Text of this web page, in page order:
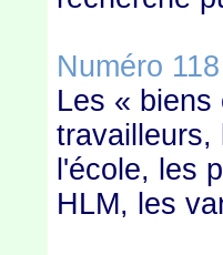
Numéro 118
Les «
travailleurs,
l'école, les
HLM, les